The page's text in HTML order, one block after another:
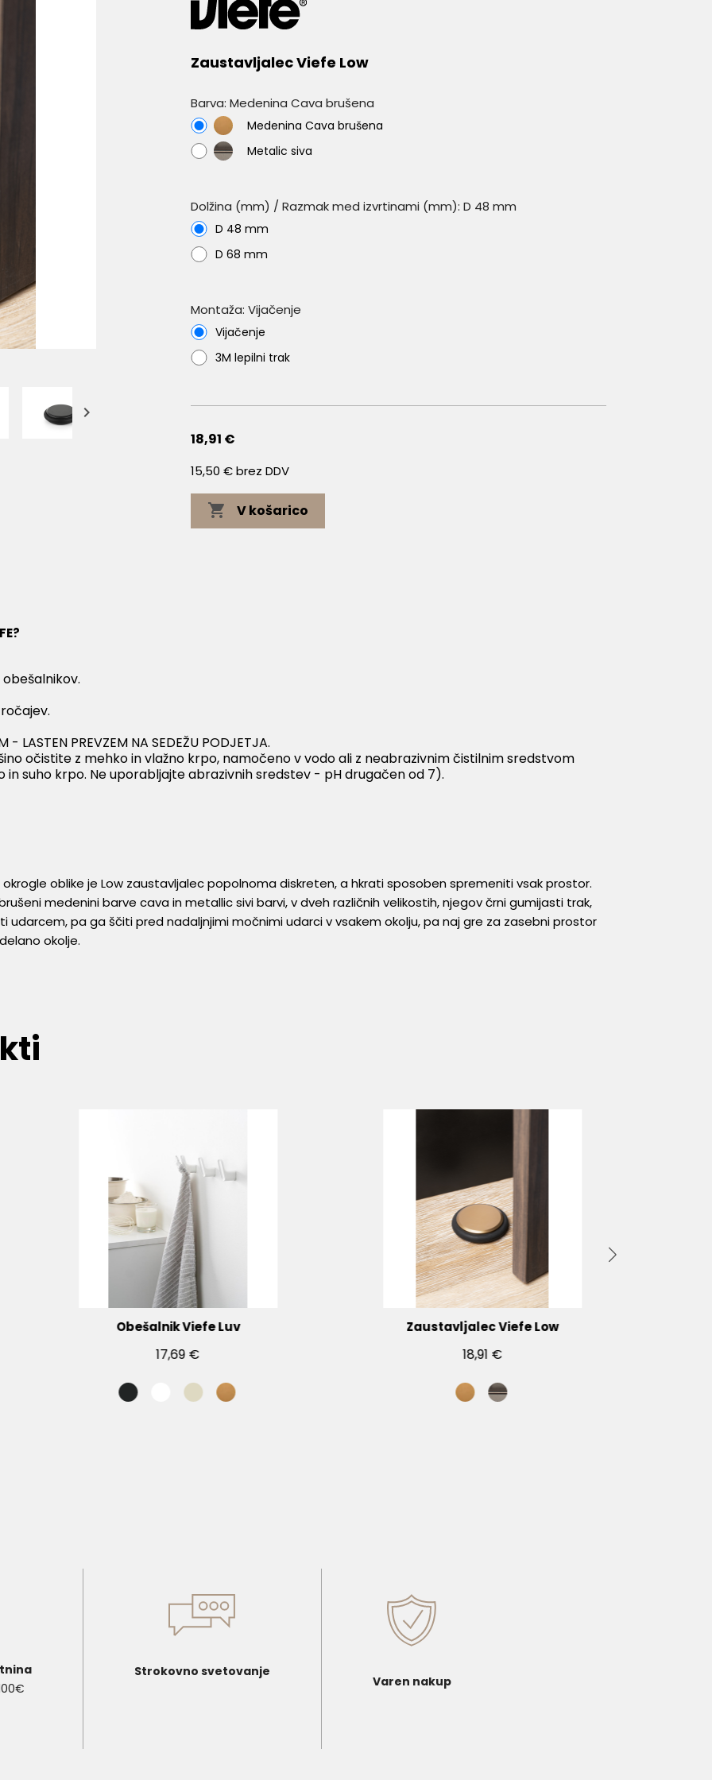

Zaustavljalec Viefe Low
Barva: Medenina Cava brušena
Medenina
Cava
brušena
Medenina Cava brušena
Metalic
siva
Metalic siva
Dolžina (mm) / Razmak med izvrtinami (mm): D 48 mm
D 48 mm
D 68 mm
Montaža: Vijačenje
Vijačenje
3M lepilni trak
18,91 €
15,50 € brez DDV
 V košarico
PREVZEM NA SEDEŽU PODJETJA.
očistite z mehko in vlažno krpo, namočeno v vodo ali z neabrazivnim čistilnim sredstvom
suho krpo. Ne uporabljajte abrazivnih sredstev - pH drugačen od 7).
okrogle oblike je Low zaustavljalec popolnoma diskreten, a hkrati sposoben spremeniti vsak prostor.
medenini barve cava in metallic sivi barvi, v dveh različnih velikostih, njegov črni gumijasti trak,
udarcem, pa ga ščiti pred nadaljnjimi močnimi udarci v vsakem okolju, pa naj gre za zasebni prostor
okolje.
Obešalnik Viefe Luv
17,69 €
Zaustavljalec Viefe Low
18,91 €
Strokovno svetovanje
Varen nakup